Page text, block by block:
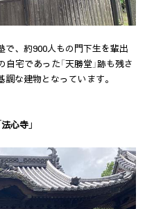
で、約900人もの門下生を輩出
自宅であった「天勝堂」跡も残さ
な建物となっています。
心寺」